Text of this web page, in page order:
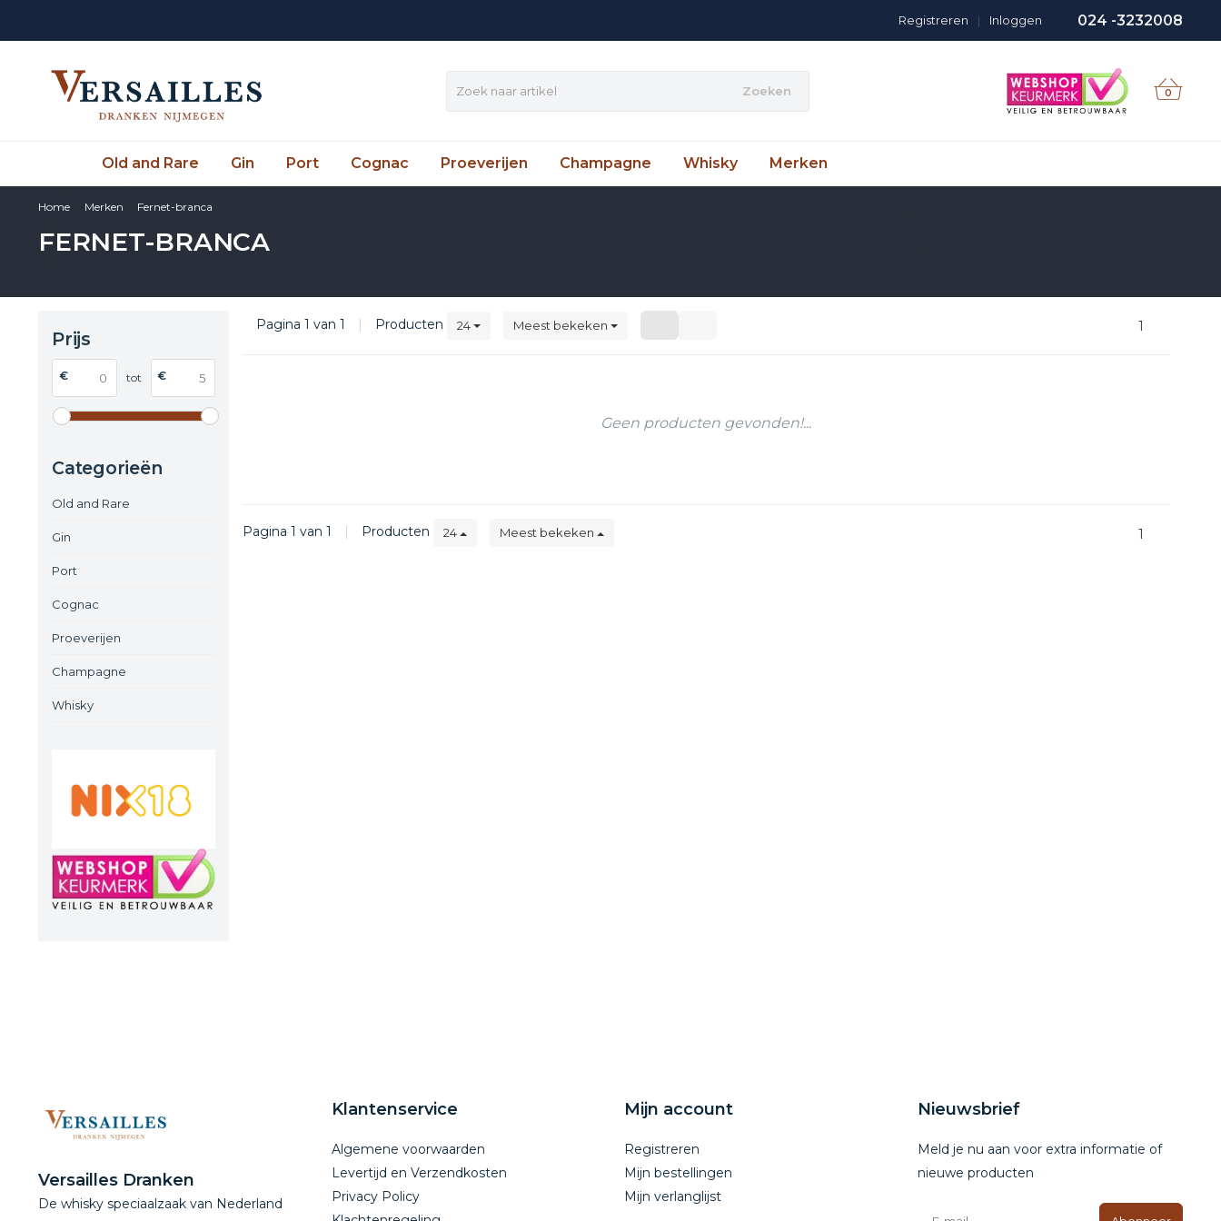
024 -3232008
Inloggen
|
Registreren
Zoeken 0
Old and Rare Gin Port Cognac Proeverijen Champagne Whisky Merken
Home Merken Fernet-branca
FERNET-BRANCA
Prijs
€ tot €
Categorieën
Old and Rare
Gin
Port
Cognac
Proeverijen
Champagne
Whisky
Pagina 1 van 1 | Producten 24 Meest bekeken 1
Geen producten gevonden!...
Pagina 1 van 1 | Producten 24 Meest bekeken 1
Versailles Dranken
De whisky speciaalzaak van Nederland
Klantenservice
Algemene voorwaarden
Levertijd en Verzendkosten
Privacy Policy
Mijn account
Registreren
Mijn bestellingen
Mijn verlanglijst
Nieuwsbrief
Meld je nu aan voor extra informatie of
nieuwe producten